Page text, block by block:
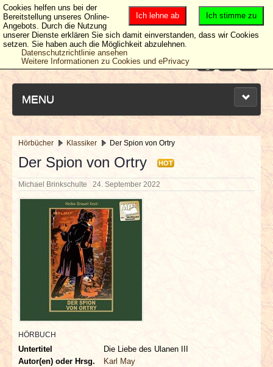
MENU
NEUESTE ARTIKEL
NEWS & DATES
BERICHTE
VERLOSUNGEN
INTERVIEWS
SPECIALS
REDAKTION
Hörbücher Klassiker Der Spion von Ortry
Der Spion von Ortry HOT
Michael Brinkschulte 24. September 2022
HÖRBUCH
Untertitel
Die Liebe des Ulanen III
Autor(en) oder Hrsg.
Karl May
Ich stimme zu
Ich lehne ab
Cookies helfen uns bei der
Bereitstellung unseres Online-
Angebots. Durch die Nutzung
unserer Dienste erklären Sie sich damit einverstanden, dass wir Cookies
setzen. Sie haben auch die Möglichkeit abzulehnen.
Datenschutzrichtlinie ansehen
Weitere Informationen zu Cookies und ePrivacy